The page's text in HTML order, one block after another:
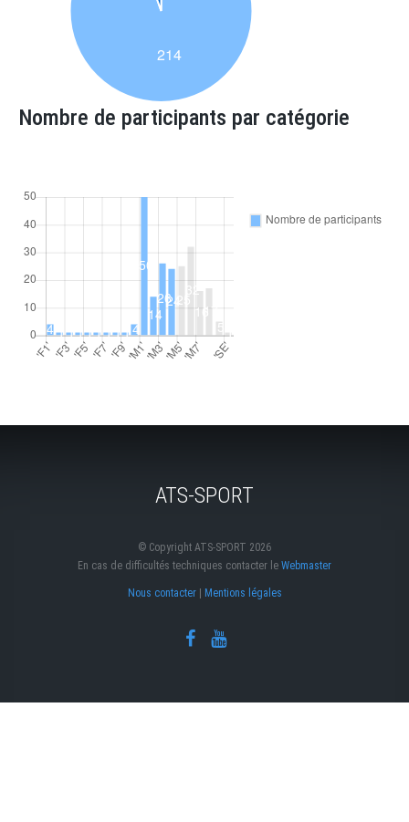
Nombre de participants par catégorie
ATS-SPORT
© Copyright ATS-SPORT 2026
En cas de difficultés techniques contacter le Webmaster
Nous contacter| Mentions légales